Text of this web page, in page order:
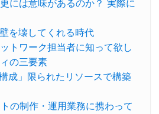
には意味があるのか？ 実際に
を壊してくれる時代
トワーク担当者に知って欲し
の三要素
成」限られたリソースで構築
の制作・運用業務に携わって